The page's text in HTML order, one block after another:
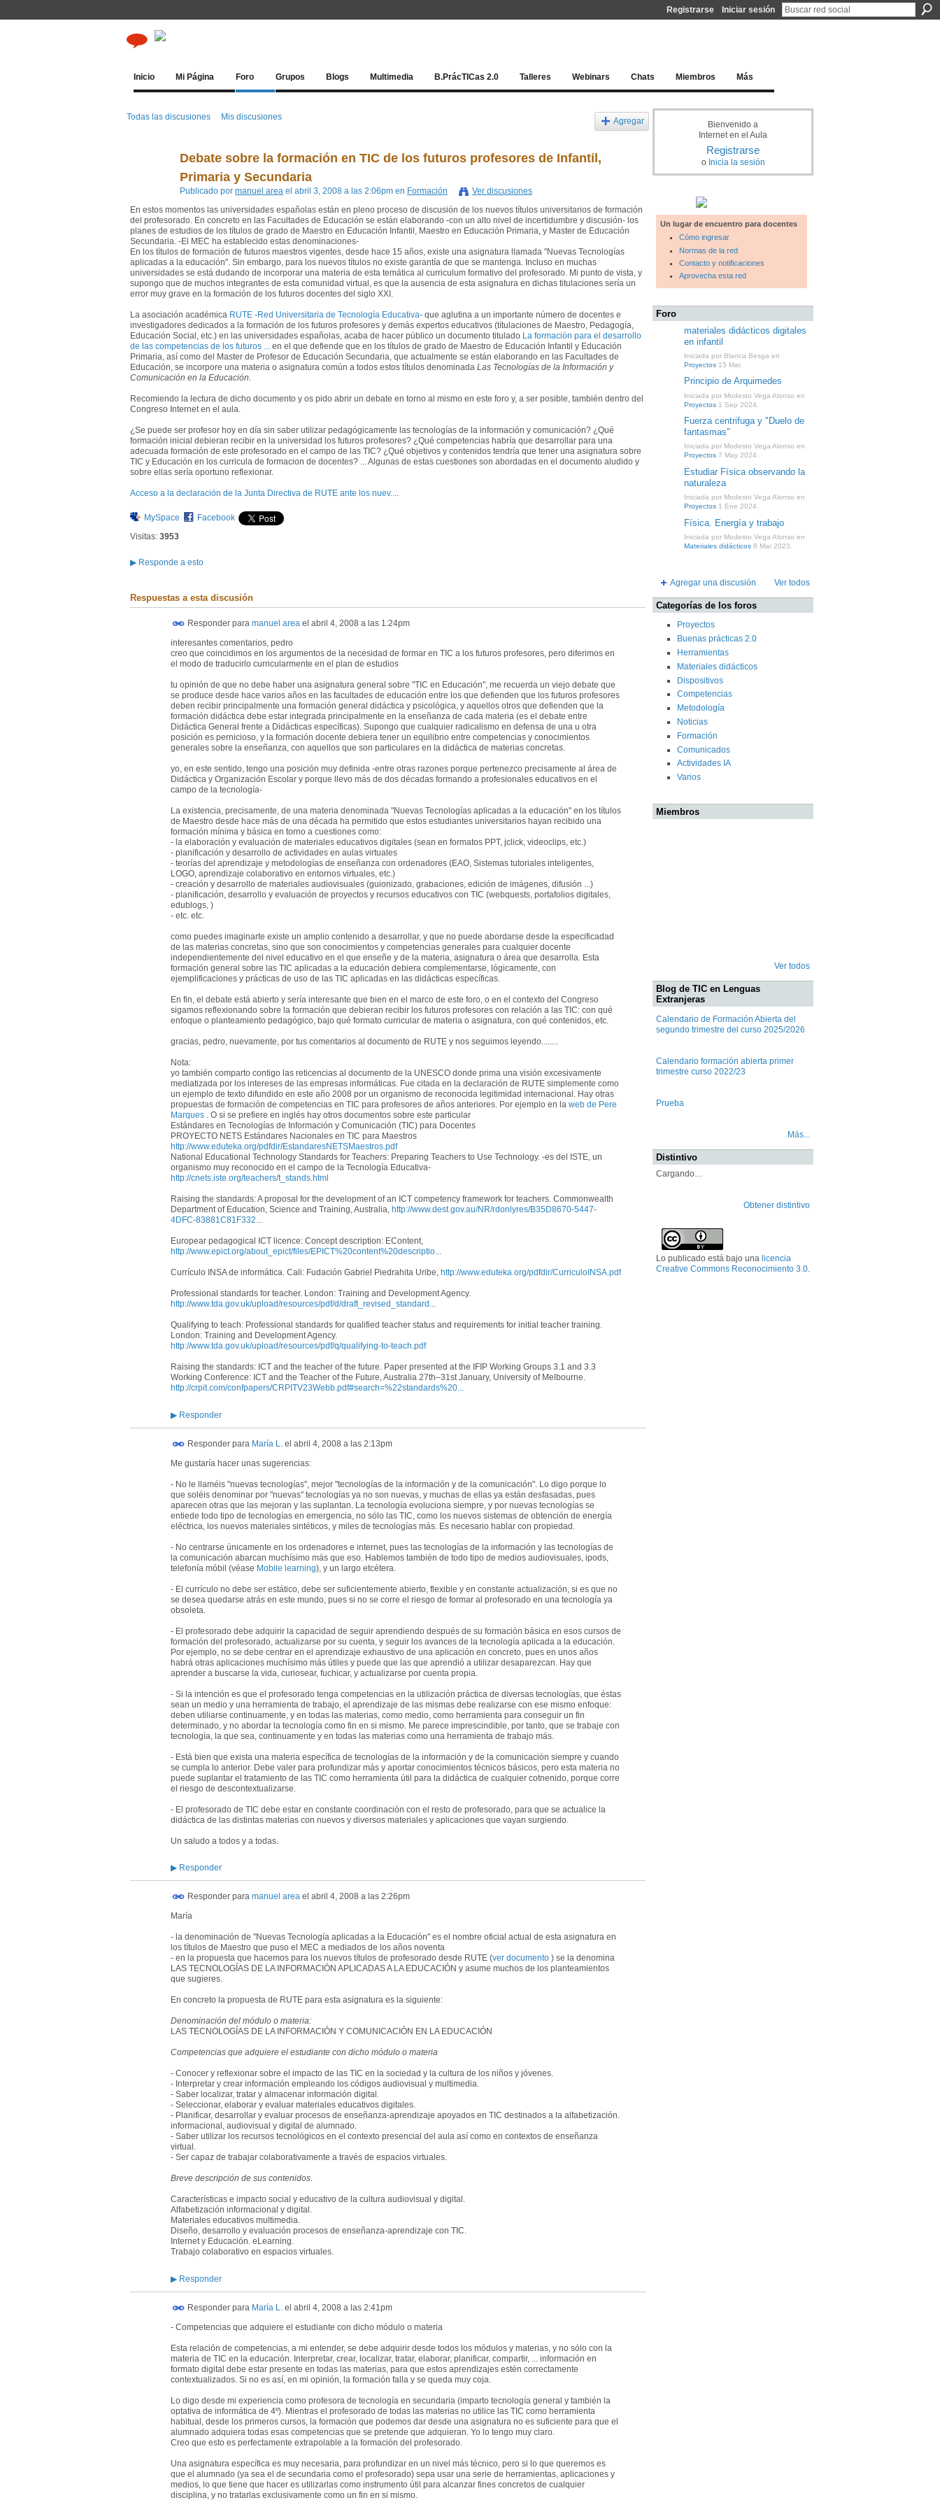
Registrarse Iniciar sesión
Inicio Mi Página Foro Grupos Blogs Multimedia B.PrácTICas 2.0 Talleres Webinars Chats Miembros Más
Todas las discusiones Mis discusiones Agregar
Debate sobre la formación en TIC de los futuros profesores de Infantil,
Primaria y Secundaria
Publicado por manuel area el abril 3, 2008 a las 2:06pm en Formación
Ver discusiones
En estos momentos las universidades españolas están en pleno proceso de discusión de los nuevos títulos universitarios de formación
del profesorado. En concreto en las Facultades de Educación se están elaborando -con un alto nivel de incertidumbre y discusión- los
planes de estudios de los títulos de grado de Maestro en Educación Infantil, Maestro en Educación Primaria, y Master de Educación
Secundaria. -El MEC ha establecido estas denominaciones-
En los títulos de formación de futuros maestros vigentes, desde hace 15 años, existe una asignatura llamada "Nuevas Tecnologías
aplicadas a la educación". Sin embargo, para los nuevos títulos no existe garantía de que se mantenga. Incluso en muchas
universidades se está dudando de incorporar una materia de esta temática al curriculum formativo del profesorado. Mi punto de vista, y
supongo que de muchos integrantes de esta comunidad virtual, es que la ausencia de esta asignatura en dichas titulaciones sería un
error muy grave en la formación de los futuros docentes del siglo XXI.
La asociación académica RUTE -Red Universitaria de Tecnología Educativa- que aglutina a un importante número de docentes e
investigadores dedicados a la formación de los futuros profesores y demás expertos educativos (títulaciones de Maestro, Pedagogía,
Educación Social, etc.) en las universidades españolas, acaba de hacer público un documento titulado La formación para el desarrollo
de las competencias de los futuros ... en el que defiende que en los títulos de grado de Maestro de Educación Infantil y Educación
Primaria, así como del Master de Profesor de Educación Secundaria, que actualmente se están elaborando en las Facultades de
Educación, se incorpore una materia o asignatura común a todos estos títulos denominada Las Tecnologías de la Información y
Comunicación en la Educación.
Recomiendo la lectura de dicho documento y os pido abrir un debate en torno al mismo en este foro y, a ser posible, también dentro del
Congreso Internet en el aula.
¿Se puede ser profesor hoy en día sin saber utilizar pedagógicamente las tecnologías de la información y comunicación? ¿Qué
formación inicial debieran recibir en la universidad los futuros profesores? ¿Qué competencias habría que desarrollar para una
adecuada formación de este profesorado en el campo de las TIC? ¿Qué objetivos y contenidos tendría que tener una asignatura sobre
TIC y Educación en los curricula de formacion de docentes? ... Algunas de estas cuestiones son abordadas en el documento aludido y
sobre ellas sería oportuno reflexionar.
Acceso a la declaración de la Junta Directiva de RUTE ante los nuev....
MySpace
Facebook
Visitas: 3953
▶ Responde a esto
Respuestas a esta discusión
Responder para manuel area el abril 4, 2008 a las 1:24pm
interesantes comentarios, pedro
creo que coincidimos en los argumentos de la necesidad de formar en TIC a los futuros profesores, pero diferimos en
el modo de traducirlo curricularmente en el plan de estudios
tu opinión de que no debe haber una asignatura general sobre "TIC en Educación", me recuerda un viejo debate que
se produce desde hace varios años en las facultades de educación entre los que defienden que los futuros profesores
deben recibir principalmente una formación general didáctica y psicológica, y aquellos otros que defienden que la
formación didáctica debe estar integrada principalmente en la enseñanza de cada materia (es el debate entre
Didáctica General frente a Didácticas específicas). Supongo que cualquier radicalismo en defensa de una u otra
posición es pernicioso, y la formación docente debiera tener un equilibrio entre competencias y conocimientos
generales sobre la enseñanza, con aquellos que son particulares en la didáctica de materias concretas.
yo, en este sentido, tengo una posición muy definida -entre otras razones porque pertenezco precisamente al área de
Didáctica y Organización Escolar y porque llevo más de dos décadas formando a profesionales educativos en el
campo de la tecnología-
La existencia, precisamente, de una materia denominada "Nuevas Tecnologías aplicadas a la educación" en los títulos
de Maestro desde hace más de una década ha permitido que estos estudiantes universitarios hayan recibido una
formación mínima y básica en torno a cuestiones como:
- la elaboración y evaluación de materiales educativos digitales (sean en formatos PPT, jclick, videoclips, etc.)
- planificación y desarrollo de actividades en aulas virtuales
- teorías del aprendizaje y metodologías de enseñanza con ordenadores (EAO, Sistemas tutoriales inteligentes,
LOGO, aprendizaje colaborativo en entornos virtuales, etc.)
- creación y desarrollo de materiales audiovisuales (guionizado, grabaciones, edición de imágenes, difusión ...)
- planificación, desarrollo y evaluación de proyectos y recursos educativos con TIC (webquests, portafolios digitales,
edublogs, )
- etc. etc.
como puedes imaginarte existe un amplio contenido a desarrollar, y que no puede abordarse desde la especificadad
de las materias concretas, sino que son conocimientos y competencias generales para cualquier docente
independientemente del nivel educativo en el que enseñe y de la materia, asignatura o área que desarrolla. Esta
formación general sobre las TIC aplicadas a la educación debiera complementarse, lógicamente, con
ejemplificaciones y prácticas de uso de las TIC aplicadas en las didácticas específicas.
En fin, el debate está abierto y sería interesante que bien en el marco de este foro, o en el contexto del Congreso
sigamos reflexionando sobre la formación que debieran recibir los futuros profesores con relación a las TIC: con qué
enfoque o planteamiento pedagógico, bajo qué formato curricular de materia o asignatura, con qué contenidos, etc.
gracias, pedro, nuevamente, por tus comentarios al documento de RUTE y nos seguimos leyendo........
Nota:
yo también comparto contigo las reticencias al documento de la UNESCO donde prima una visión excesivamente
mediatizada por los intereses de las empresas informáticas. Fue citada en la declaración de RUTE simplemente como
un ejemplo de texto difundido en este año 2008 por un organismo de reconocida legitimidad internacional. Hay otras
propuestas de formación de competencias en TIC para profesores de años anteriores. Por ejemplo en la web de Pere
Marques . O si se prefiere en inglés hay otros documentos sobre este particular
Estándares en Tecnologías de Información y Comunicación (TIC) para Docentes
PROYECTO NETS Estándares Nacionales en TIC para Maestros
http://www.eduteka.org/pdfdir/EstandaresNETSMaestros.pdf
National Educational Technology Standards for Teachers: Preparing Teachers to Use Technology. -es del ISTE, un
organismo muy reconocido en el campo de la Tecnología Educativa-
http://cnets.iste.org/teachers/t_stands.html
Raising the standards: A proposal for the development of an ICT competency framework for teachers. Commonwealth
Department of Education, Science and Training, Australia, http://www.dest.gov.au/NR/rdonlyres/B35D8670-5447-
4DFC-83881C81F332...
Europear pedagogical ICT licence: Concept description: EContent,
http://www.epict.org/about_epict/files/EPICT%20content%20descriptio...
Currículo INSA de informática. Cali: Fudación Gabriel Piedrahita Uribe, http://www.eduteka.org/pdfdir/CurriculoINSA.pdf
Professional standards for teacher. London: Training and Development Agency.
http://www.tda.gov.uk/upload/resources/pdf/d/draft_revised_standard...
Qualifying to teach: Professional standards for qualified teacher status and requirements for initial teacher training.
London: Training and Development Agency.
http://www.tda.gov.uk/upload/resources/pdf/q/qualifying-to-teach.pdf
Raising the standards: ICT and the teacher of the future. Paper presented at the IFIP Working Groups 3.1 and 3.3
Working Conference: ICT and the Teacher of the Future, Australia 27th–31st January, University of Melbourne.
http://crpit.com/confpapers/CRPITV23Webb.pdf#search=%22standards%20...
▶ Responder
Responder para María L. el abril 4, 2008 a las 2:13pm
Me gustaría hacer unas sugerencias:
- No le llaméis "nuevas tecnologías", mejor "tecnologías de la información y de la comunicación". Lo digo porque lo
que soléis denominar por "nuevas" tecnologías ya no son nuevas, y muchas de ellas ya están desfasadas, pues
aparecen otras que las mejoran y las suplantan. La tecnología evoluciona siempre, y por nuevas tecnologías se
entiede todo tipo de tecnologías en emergencia, no sólo las TIC, como los nuevos sistemas de obtención de energía
eléctrica, los nuevos materiales sintéticos, y miles de tecnologías más. Es necesario hablar con propiedad.
- No centrarse únicamente en los ordenadores e internet, pues las tecnologías de la información y las tecnologías de
la comunicación abarcan muchísimo más que eso. Hablemos también de todo tipo de medios audiovisuales, ipods,
telefonía móbil (véase Mobile learning), y un largo etcétera.
- El currículo no debe ser estático, debe ser suficientemente abierto, flexible y en constante actualización, si es que no
se desea quedarse atrás en este mundo, pues si no se corre el riesgo de formar al profesorado en una tecnología ya
obsoleta.
- El profesorado debe adquirir la capacidad de seguir aprendiendo después de su formación básica en esos cursos de
formación del profesorado, actualizarse por su cuenta, y seguir los avances de la tecnología aplicada a la educación.
Por ejemplo, no se debe centrar en el aprendizaje exhaustivo de una aplicación en concreto, pues en unos años
habrá otras aplicaciones muchísimo más útiles y puede que las que aprendió a utilizar desaparezcan. Hay que
aprender a buscarse la vida, curiosear, fuchicar, y actualizarse por cuenta propia.
- Si la intención es que el profesorado tenga competencias en la utilización práctica de diversas tecnologías, que éstas
sean un medio y una herramienta de trabajo, el aprendizaje de las mismas debe realizarse con ese mismo enfoque:
deben utiliarse continuamente, y en todas las materias, como medio, como herramienta para conseguir un fin
determinado, y no abordar la tecnología como fin en si mismo. Me parece imprescindible, por tanto, que se trabaje con
tecnología, la que sea, continuamente y en todas las materias como una herramienta de trabajo más.
- Está bien que exista una materia específica de tecnologías de la información y de la comunicación siempre y cuando
se cumpla lo anterior. Debe valer para profundizar más y aportar conocimientos técnicos básicos, pero esta materia no
puede suplantar el tratamiento de las TIC como herramienta útil para la didáctica de cualquier cotnenido, porque corre
el riesgo de descontextualizarse.
- El profesorado de TIC debe estar en constante coordinación con el resto de profesorado, para que se actualice la
didáctica de las distintas materias con nuevos y diversos materiales y aplicaciones que vayan surgiendo.
Un saludo a todos y a todas.
▶ Responder
Responder para manuel area el abril 4, 2008 a las 2:26pm
María
- la denominación de "Nuevas Tecnología aplicadas a la Educación" es el nombre oficial actual de esta asignatura en
los títulos de Maestro que puso el MEC a mediados de los años noventa
- en la propuesta que hacemos para los nuevos títulos de profesorado desde RUTE (ver documento ) se la denomina
LAS TECNOLOGÍAS DE LA INFORMACIÓN APLICADAS A LA EDUCACIÓN y asume muchos de los planteamientos
que sugieres.
En concreto la propuesta de RUTE para esta asignatura es la siguiente:
Denominación del módulo o materia:
LAS TECNOLOGÍAS DE LA INFORMACIÓN Y COMUNICACIÓN EN LA EDUCACIÓN
Competencias que adquiere el estudiante con dicho módulo o materia
- Conocer y reflexionar sobre el impacto de las TIC en la sociedad y la cultura de los niños y jóvenes.
- Interpretar y crear información empleando los códigos audiovisual y multimedia.
- Saber localizar, tratar y almacenar información digital.
- Seleccionar, elaborar y evaluar materiales educativos digitales.
- Planificar, desarrollar y evaluar procesos de enseñanza-aprendizaje apoyados en TIC destinados a la alfabetización.
informacional, audiovisual y digital de alumnado.
- Saber utilizar los recursos tecnológicos en el contexto presencial del aula así como en contextos de enseñanza
virtual.
- Ser capaz de trabajar colaborativamente a través de espacios virtuales.
Breve descripción de sus contenidos.
Características e impacto social y educativo de la cultura audiovisual y digital.
Alfabetización informacional y digital.
Materiales educativos multimedia.
Diseño, desarrollo y evaluación procesos de enseñanza-aprendizaje con TIC.
Internet y Educación. eLearning.
Trabajo colaborativo en espacios virtuales.
▶ Responder
Responder para María L. el abril 4, 2008 a las 2:41pm
- Competencias que adquiere el estudiante con dicho módulo o materia
Esta relación de competencias, a mi entender, se debe adquirir desde todos los módulos y materias, y no sólo con la
materia de TIC en la educación. Interpretar, crear, localizar, tratar, elaborar, planificar, compartir, ... información en
formato digital debe estar presente en todas las materias, para que estos aprendizajes estén correctamente
contextualizados. Si no es así, en mi opinión, la formación falla y se queda muy coja.
Lo digo desde mi experiencia como profesora de tecnología en secundaria (imparto tecnología general y también la
optativa de informática de 4º). Mientras el profesorado de todas las materias no utilice las TIC como herramienta
habitual, desde los primeros cursos, la formación que podemos dar desde una asignatura no es suficiente para que el
alumnado adquiera todas esas competencias que se pretende que adquieran. Yo lo tengo muy claro.
Creo que esto es perfectamente extrapolable a la formación del profesorado.
Una asignatura específica es muy necesaria, para profundizar en un nivel más técnico, pero si lo que queremos es
que el alumnado (ya sea el de secundaria como el profesorado) sepa usar una serie de herramientas, aplicaciones y
medios, lo que tiene que hacer es utilizarlas como instrumento útil para alcanzar fines concretos de cualquier
disciplina, y no tratarlas exclusivamente como un fin en si mismo.
Bienvenido a
Internet en el Aula
Registrarse
o Inicia la sesión
Un lugar de encuentro para docentes
Cómo ingresar
Normas de la red
Contacto y notificaciones
Aprovecha esta red
Foro
materiales didácticos digitales
en infantil
Iniciada por Blanca Besga en
Proyectos 15 Mar.
Principio de Arquimedes
Iniciada por Modesto Vega Alonso en
Proyectos 1 Sep 2024.
Fuerza centrifuga y "Duelo de
fantasmas"
Iniciada por Modesto Vega Alonso en
Proyectos 7 May 2024.
Estudiar Física observando la
naturaleza
Iniciada por Modesto Vega Alonso en
Proyectos 1 Ene 2024.
Física. Energía y trabajo
Iniciada por Modesto Vega Alonso en
Materiales didácticos 8 Mar 2023.
Agregar una discusión Ver todos
Categorías de los foros
Proyectos
Buenas prácticas 2.0
Herramientas
Materiales didácticos
Dispositivos
Competencias
Metodología
Noticias
Formación
Comunicados
Actividades IA
Varios
Miembros
Ver todos
Blog de TIC en Lenguas
Extranjeras
Calendario de Formación Abierta del
segundo trimestre del curso 2025/2026
Calendario formación abierta primer
trimestre curso 2022/23
Prueba
Más...
Distintivo
Cargando…
Obtener distintivo
Lo publicado está bajo una licencia
Creative Commons Reconocimiento 3.0.